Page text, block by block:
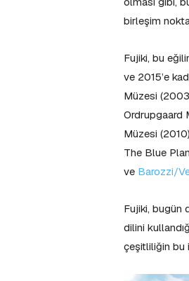
birleşim
Fujiki, bu
ve 2015’e
Müzesi
Ordrupgaard
Müzesi
The Blue
ve Barozzi/
Fujiki, bugün
dilini
çeşitliliğin bu